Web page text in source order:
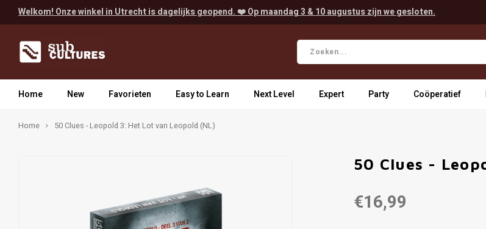
Welkom! Onze winkel in Utrecht is dagelijks geopend. ❤️ Op maandag 3 & 10 augustus zijn we gesloten.
Home New Favorieten Easy to Learn Next Level Expert Party Coöperatief
Home 50 Clues - Leopold 3: Het Lot van Leopold (NL)
50 Clues -
€16,99